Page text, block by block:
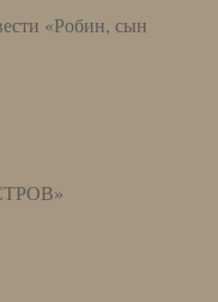
«Робин, сын